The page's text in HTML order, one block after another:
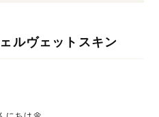
ルヴェットスキン